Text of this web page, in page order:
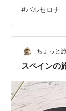
ました。 見
るで大自然が
サ・ミラがま
きます。 壁
柵もグニャグ
#バルセロナ
ちょっと
スペインの